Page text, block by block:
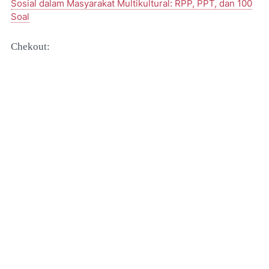
Sosial dalam Masyarakat Multikultural: RPP, PPT, dan 100
Soal
Chekout: